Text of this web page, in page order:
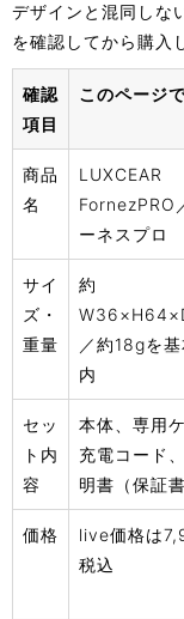
デザインと混同しな
を確認してから購入
確認
項目
このページ
商品
名
LUXCEAR
FornezPRO
ーネスプロ
サイ
ズ・
重量
約
／約18gを
内
セッ
ト内
容
本体、専用ケ
充電コード
明書（保証書
価格
live価格は
税込